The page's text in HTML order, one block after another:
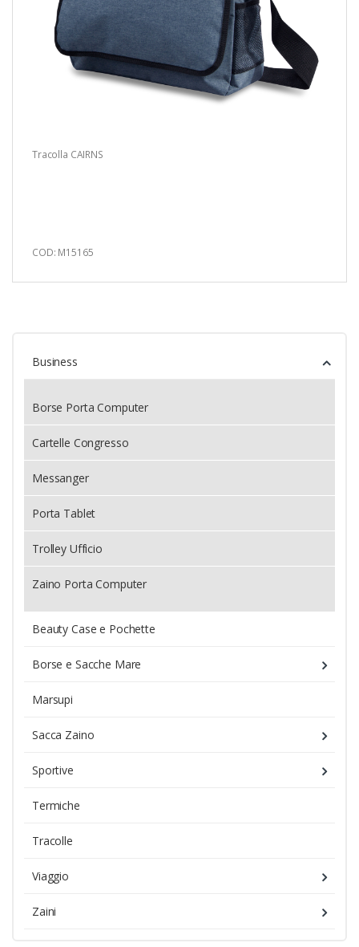
Tracolla CAIRNS
COD: M15165
Business
Borse Porta Computer
Cartelle Congresso
Messanger
Porta Tablet
Trolley Ufficio
Zaino Porta Computer
Beauty Case e Pochette
Borse e Sacche Mare
Marsupi
Sacca Zaino
Sportive
Termiche
Tracolle
Viaggio
Zaini